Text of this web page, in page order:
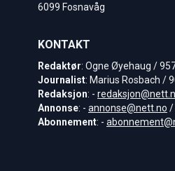
6099 Fosnavåg
KONTAKT
Redaktør: Ogne Øyehaug /
Journalist: Marius Rosbach /
Redaksjon: -
Annonse: - annonse@nett.no /
Abonnement: -